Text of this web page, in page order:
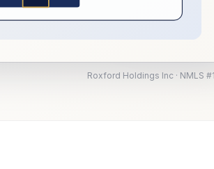
Roxford Holdings Inc · NMLS